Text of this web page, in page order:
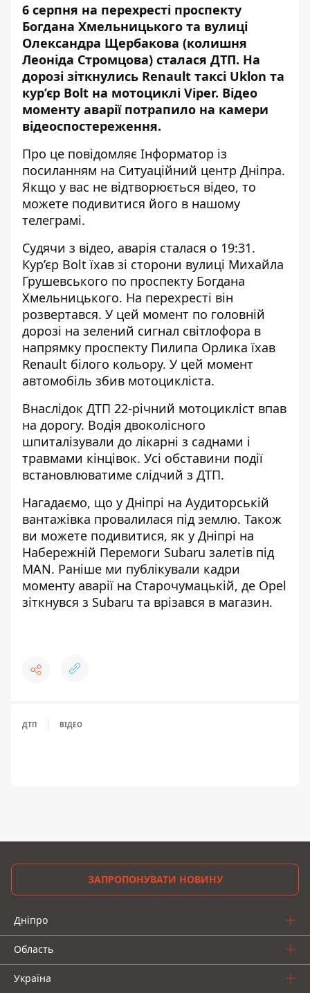
6 серпня на перехресті проспекту
Богдана Хмельницького та вулиці
Олександра Щербакова (колишня
Леоніда Стромцова) сталася ДТП. На
дорозі зіткнулись Renault таксі Uklon та
кур’єр Bolt на мотоциклі Viper. Відео
моменту аварії потрапило на камери
відеоспостереження.
Про це повідомляє Інформатор із
посиланням на Ситуаційний центр Дніпра.
Якщо у вас не відтворюється відео, то
можете подивитися його в нашому
телеграмі.
Судячи з відео, аварія сталася о 19:31.
Кур’єр Bolt їхав зі сторони вулиці Михайла
Грушевського по проспекту Богдана
Хмельницького. На перехресті він
розвертався. У цей момент по головній
дорозі на зелений сигнал світлофора в
напрямку проспекту Пилипа Орлика їхав
Renault білого кольору. У цей момент
автомобіль збив мотоцикліста.
Внаслідок ДТП 22-річний мотоцикліст впав
на дорогу. Водія двоколісного
шпиталізували до лікарні з саднами і
травмами кінцівок. Усі обставини події
встановлюватиме слідчий з ДТП.
Нагадаємо, що у Дніпрі на Аудиторській
вантажівка провалилася під землю. Також
ви можете подивитися, як у Дніпрі на
Набережній Перемоги Subaru залетів під
MAN. Раніше ми публікували кадри
моменту аварії на Старочумацькій, де Opel
зіткнувся з Subaru та врізався в магазин.
ДТП ВІДЕО
ЗАПРОПОНУВАТИ НОВИНУ
Дніпро
Область
Україна